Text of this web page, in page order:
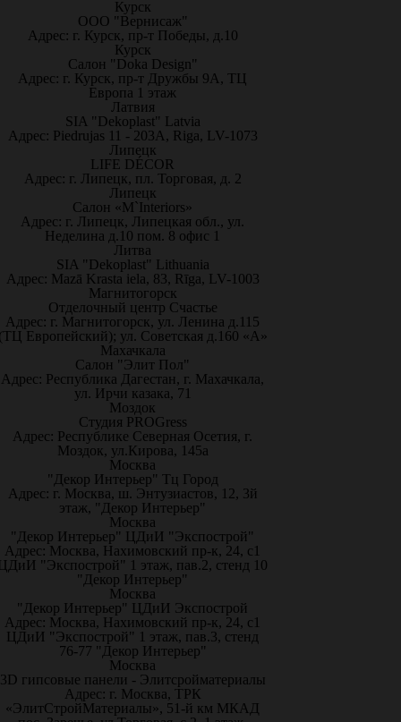
Курск
ООО "Вернисаж"
Адрес: г. Курск, пр-т Победы, д.10
Курск
Салон "Doka Design"
Адрес: г. Курск, пр-т Дружбы 9А, ТЦ
Европа 1 этаж
Латвия
SIA "Dekoplast" Latvia
Адрес: Piedrujas 11 - 203A, Riga, LV-1073
Липецк
LIFE DÉCOR
Адрес: г. Липецк, пл. Торговая, д. 2
Липецк
Салон «M`Interiors»
Адрес: г. Липецк, Липецкая обл., ул.
Неделина д.10 пом. 8 офис 1
Литва
SIA "Dekoplast" Lithuania
Адрес: Mazā Krasta iela, 83, Rīga, LV-1003
Магнитогорск
Отделочный центр Счастье
Адрес: г. Магнитогорск, ул. Ленина д.115
Европейский); ул. Советская д.160 «А»
Махачкала
Салон "Элит Пол"
Адрес: Республика Дагестан, г. Махачкала,
ул. Ирчи казака, 71
Моздок
Студия PROGress
Адрес: Республике Северная Осетия, г.
Моздок, ул.Кирова, 145а
Москва
"Декор Интерьер" Тц Город
Адрес: г. Москва, ш. Энтузиастов, 12, 3й
этаж, "Декор Интерьер"
Москва
"Декор Интерьер" ЦДиИ "Экспострой"
Адрес: Москва, Нахимовский пр-к, 24, с1
"Экспострой" 1 этаж, пав.2, стенд 10
"Декор Интерьер"
Москва
"Декор Интерьер" ЦДиИ Экспострой
Адрес: Москва, Нахимовский пр-к, 24, с1
ЦДиИ "Экспострой" 1 этаж, пав.3, стенд
76-77 "Декор Интерьер"
Москва
3D гипсовые панели - Элитсройматериалы
Адрес: г. Москва, ТРК
«ЭлитСтройМатериалы», 51-й км МКАД